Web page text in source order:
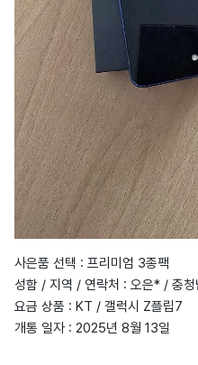
사은품 선택 : 프리미엄 3종팩
성함 / 지역 / 연락처 : 오은* / 충
요금 상품 : KT / 갤럭시 Z플립7
개통 일자 : 2025년 8월 13일